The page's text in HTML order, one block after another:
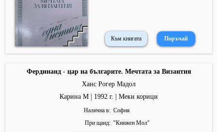
Към книгата
Фердинанд - цар на българите. Мечтата за Византия
Ханс Рогер Мадол
Карина М | 1992 г. | Меки корици
Налична в
София
При щанд
"Книжен Мол"